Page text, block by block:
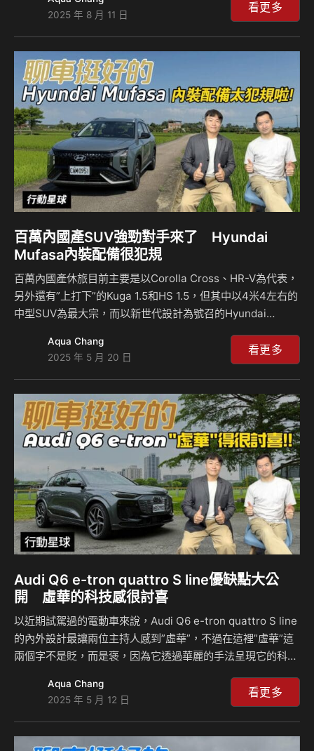
擎+48V輕油電系統，滿上的配備和科技感濃厚的內裝自是頗
有賣點，但志豪站在露營族爸爸角度來看，Tiguan 280 eTSI
Elegance Premium沒有天窗、甚至無法選配的作法似乎有些
小缺憾，為什麼？本文有詳細的說明。另外，該車型雖然沒有
這項配備，但卻有此類似的選項，似乎讓人摸不著頭緒，為什
麼？且看島叔與豪哥的推敲為何？ #行…
2025 年 8 月 11 日
看更多
百萬內國產SUV強勁對手來了 Hyundai
Mufasa內裝配備很犯規
百萬內國產休旅目前主要是以Corolla Cross、HR-V為代表，
另外還有”上打下”的Kuga 1.5和HS 1.5，但其中以4米4左右的
中型SUV為最大宗，而以新世代設計為號召的Hyundai
代感，內裝和配備其實很犯規，光是一打開門看見其雙12.3吋
曲面螢幕就夠討喜了，豐富的配備、貼心的小地方設計亦讓人
有驚喜感，而且還有大殺招。除此之外底盤採用與Tucson、
Santa Fe相同的N3系列底盤。它整表現是否有達到期待？來
聽島叔和豪哥怎麼說？ 相關新聞：
Aqua Chang
2025 年 5 月 20 日
看更多
Audi Q6 e-tron quattro S line優缺點大公
開 虛華的科技感很討喜
以近期試駕過的電動車來說，Audi Q6 e-tron quattro S line
的內外設計最讓兩位主持人感到”虛華”，不過在這裡”虛華”這
兩個字不是貶，而是褒，因為它透過華麗的手法呈現它的科技
例，當然車艙標配的、占滿整個中控台的三螢幕，還有選配、
功能多到甚至可以打電玩的HUD抬頭顯示器等均用力地展現出
它的科技感。標配運動化懸吊的Q6 e-tron quattro S-Line開
起來絕對讓人感到愉悅，不過它也有一些不盡人意的地方。它
Aqua Chang
2025 年 5 月 12 日
看更多